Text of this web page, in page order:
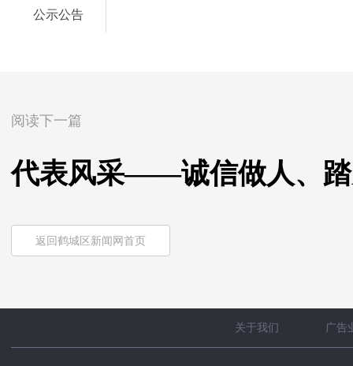
公示公告
阅读下一篇
代表风采——诚信做人、踏
返回鹤城区新闻网首页
关于我们 广告